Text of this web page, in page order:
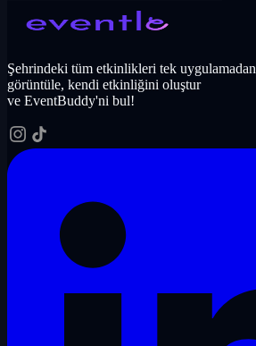
Şehrindeki tüm etkinlikleri tek uygulamadan
görüntüle, kendi etkinliğini oluştur
ve EventBuddy'ni bul!